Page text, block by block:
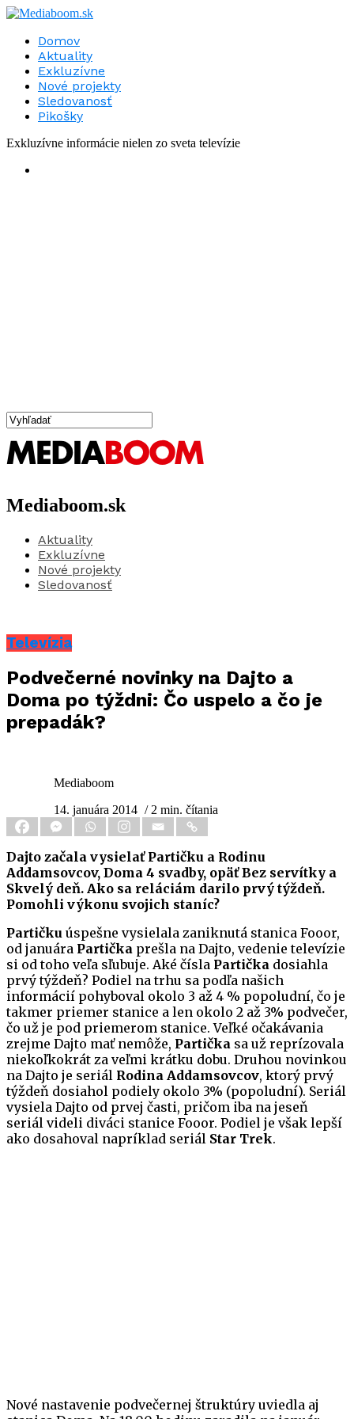
Domov
Aktuality
Exkluzívne
Nové projekty
Sledovanosť
Pikošky
Exkluzívne informácie nielen zo sveta televízie
Mediaboom.sk
Aktuality
Exkluzívne
Nové projekty
Sledovanosť
Televízia
Podvečerné novinky na Dajto a
Doma po týždni: Čo uspelo a čo je
prepadák?
Mediaboom
14. januára 2014 / 2 min. čítania
Dajto začala vysielať Partičku a Rodinu
Addamsovcov, Doma 4 svadby, opäť Bez servítky a
Skvelý deň. Ako sa reláciám darilo prvý týždeň.
Pomohli výkonu svojich staníc?
Partičku úspešne vysielala zaniknutá stanica Fooor,
od januára Partička prešla na Dajto, vedenie televízie
si od toho veľa sľubuje. Aké čísla Partička dosiahla
prvý týždeň? Podiel na trhu sa podľa našich
informácií pohyboval okolo 3 až 4 % popoludní, čo je
takmer priemer stanice a len okolo 2 až 3% podvečer,
čo už je pod priemerom stanice. Veľké očakávania
zrejme Dajto mať nemôže, Partička sa už reprízovala
niekoľkokrát za veľmi krátku dobu. Druhou novinkou
na Dajto je seriál Rodina Addamsovcov, ktorý prvý
týždeň dosiahol podiely okolo 3% (popoludní). Seriál
vysiela Dajto od prvej časti, pričom iba na jeseň
seriál videli diváci stanice Fooor. Podiel je však lepší
ako dosahoval napríklad seriál Star Trek.
Nové nastavenie podvečernej štruktúry uviedla aj